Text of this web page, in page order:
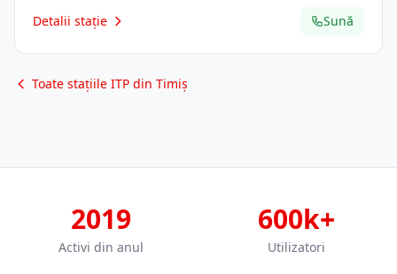
Detalii stație Sună
Toate stațiile ITP din Timiș
2019
Activi din anul
600k+
Utilizatori